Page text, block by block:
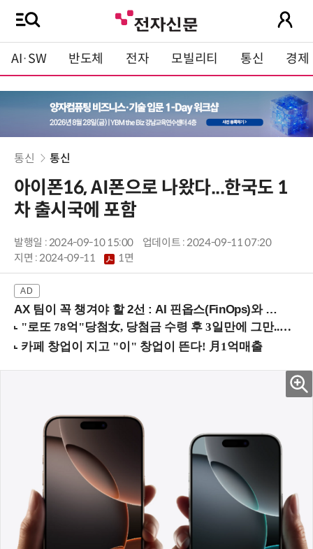
AI·SW 반도체 전자 모빌리티 통신 경제
통신 통신
아이폰16, AI폰으로 나왔다...한국도 1
차 출시국에 포함
발행일 : 2024-09-10 15:00
업데이트 : 2024-09-11 07:20
지면 :2024-09-11 1면
AX 팀이 꼭 챙겨야 할 2선 : AI 핀옵스(FinOps)와 토큰 거버넌스 (8/21 잠실역)